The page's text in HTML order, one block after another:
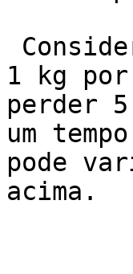
1 kg
perder
um
pode
acima.